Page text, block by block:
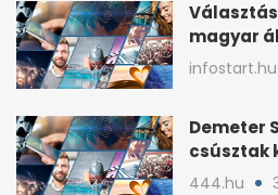
magyar
lakossági
infostart.hu
Demeter
csúsztak
444.hu